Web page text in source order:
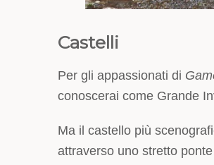
Castelli
Per gli appassionati di
conoscerai come Grande
Ma il castello più
attraverso uno stretto